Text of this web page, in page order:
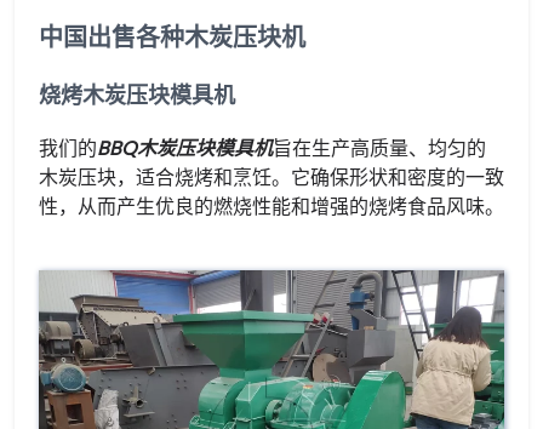
中国出售各种木炭压块机
烧烤木炭压块模具机
我们的BBQ木炭压块模具机旨在生产高质量、均匀的
木炭压块，适合烧烤和烹饪。它确保形状和密度的一致
性，从而产生优良的燃烧性能和增强的烧烤食品风味。